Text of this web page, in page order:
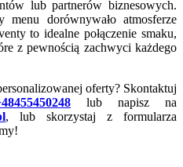
lub partnerów biznesowych.
dorównywało atmosferze
to idealne połączenie smaku,
z pewnością zachwyci każdego
oferty? Skontaktuj
lub napisz na
, lub skorzystaj z formularza